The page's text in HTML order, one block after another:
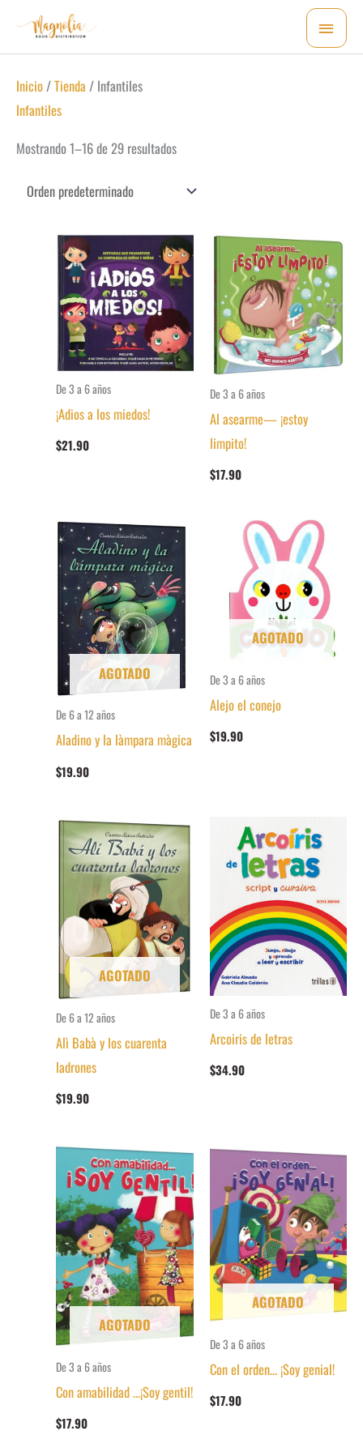
contenido
Inicio/Tienda / Infantiles
Infantiles
Mostrando 1–16 de 29 resultados
De 3 a 6 años
¡Adios a los miedos!
$21.90
De 3 a 6 años
Al asearme— ¡estoy
limpito!
$17.90
AGOTADO
De 6 a 12 años
Aladino y la làmpara màgica
$19.90
AGOTADO
De 3 a 6 años
Alejo el conejo
$19.90
AGOTADO
De 6 a 12 años
Alì Babà y los cuarenta
ladrones
$19.90
De 3 a 6 años
Arcoiris de letras
$34.90
AGOTADO
De 3 a 6 años
Con amabilidad …¡Soy gentil!
$17.90
AGOTADO
De 3 a 6 años
Con el orden… ¡Soy genial!
$17.90